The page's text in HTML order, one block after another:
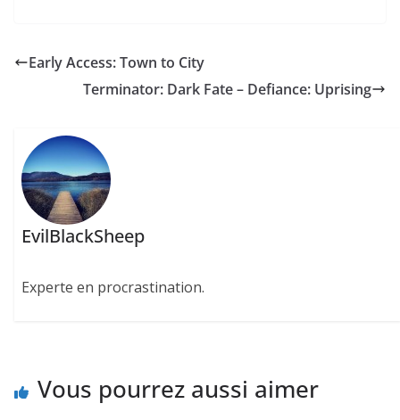
Early Access: Town to City
Terminator: Dark Fate – Defiance: Uprising
EvilBlackSheep
Experte en procrastination.
Vous pourrez aussi aimer